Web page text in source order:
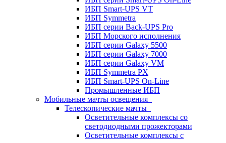
ИБП Smart-UPS VT
ИБП Symmetra
ИБП серии Back-UPS Pro
ИБП Морского исполнения
ИБП серии Galaxy 5500
ИБП серии Galaxy 7000
ИБП серии Galaxy VM
ИБП Symmetra PX
ИБП Smart-UPS On-Line
Промышленные ИБП
Мобильные мачты освещения
Телескопические мачты
Осветительные комплексы со
светодиодными прожекторами
Осветительные комплексы с